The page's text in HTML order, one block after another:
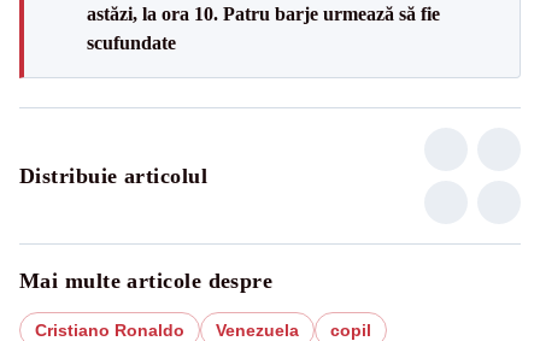
astăzi, la ora 10. Patru barje urmează să fie
scufundate
Distribuie articolul
Mai multe articole despre
Cristiano Ronaldo Venezuela copil